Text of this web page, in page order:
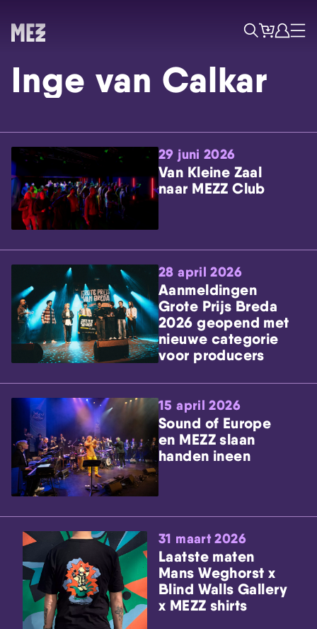
Skip navigatie
ZoekTicketsAccount
Menu
Inge van Calkar
29 juni 2026
Van Kleine Zaal
naar MEZZ Club
28 april 2026
Aanmeldingen
Grote Prijs Breda
2026 geopend met
nieuwe categorie
voor producers
15 april 2026
Sound of Europe
en MEZZ slaan
handen ineen
31 maart 2026
Laatste maten
Mans Weghorst x
Blind Walls Gallery
x MEZZ shirts